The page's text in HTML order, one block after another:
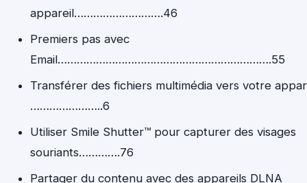
appareil……………………….46
Premiers pas avec
Email………………………………………………………….55
Transférer des fichiers multimédia vers votre
…………………..6
Utiliser Smile Shutter™ pour capturer des visages
souriants………….76
Partager du contenu avec des appareils DLNA